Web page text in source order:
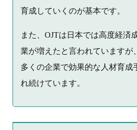
育成していくのが基本です。
また、OJTは日本では高度経済
業が増えたと言われていますが
多くの企業で効果的な人材育成
れ続けています。